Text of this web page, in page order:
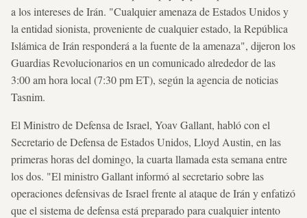
a los intereses de Irán. "Cualquier amenaza de Estados Unidos y
la entidad sionista, proveniente de cualquier estado, la República
Islámica de Irán responderá a la fuente de la amenaza", dijeron los
Guardias Revolucionarios en un comunicado alrededor de las
3:00 am hora local (7:30 pm ET), según la agencia de noticias
Tasnim.
El Ministro de Defensa de Israel, Yoav Gallant, habló con el
Secretario de Defensa de Estados Unidos, Lloyd Austin, en las
primeras horas del domingo, la cuarta llamada esta semana entre
los dos. "El ministro Gallant informó al secretario sobre las
operaciones defensivas de Israel frente al ataque de Irán y enfatizó
que el sistema de defensa está preparado para cualquier intento